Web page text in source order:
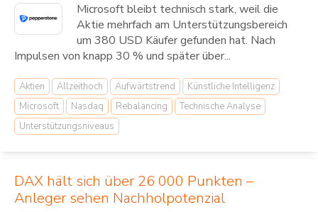
Microsoft bleibt technisch stark, weil die
Aktie mehrfach am Unterstützungsbereich
um 380 USD Käufer gefunden hat. Nach
Impulsen von knapp 30 % und später über...
Aktien Allzeithoch Aufwärtstrend
Künstliche Intelligenz
Microsoft
Nasdaq Rebalancing
Technische Analyse
Unterstützungsniveaus
DAX hält sich über 26 000 Punkten –
Anleger sehen Nachholpotenzial